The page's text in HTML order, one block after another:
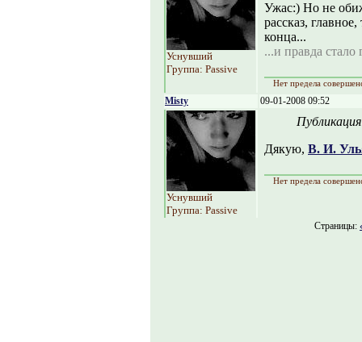
Уснувший
Группа: Passive
Ужас:) Но не
рассказ,
конца...
...и правда стало
Нет предела
Misty 09-01-2008 09:52
Уснувший
Группа: Passive
Дякую, В. И.
Нет предела
Страницы: